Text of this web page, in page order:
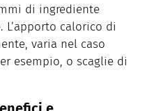
di ingrediente
L’apporto calorico di
varia nel caso
esempio, o scaglie di